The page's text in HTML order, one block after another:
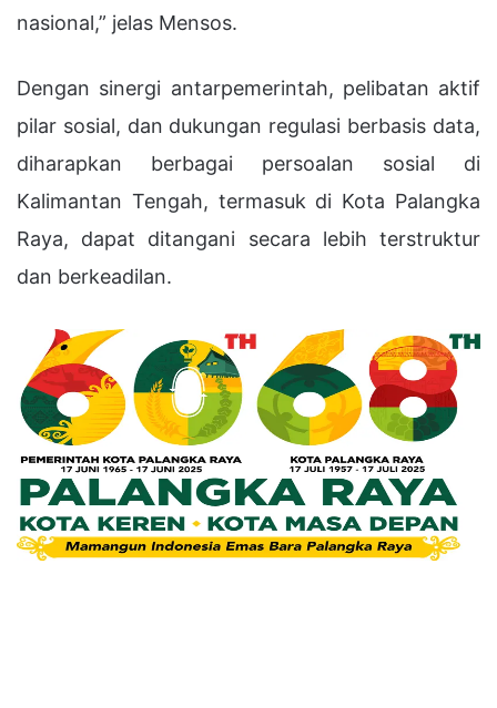
nasional,” jelas Mensos.
Dengan sinergi antarpemerintah, pelibatan aktif
pilar sosial, dan dukungan regulasi berbasis data,
diharapkan berbagai persoalan sosial di
Kalimantan Tengah, termasuk di Kota Palangka
Raya, dapat ditangani secara lebih terstruktur
dan berkeadilan.